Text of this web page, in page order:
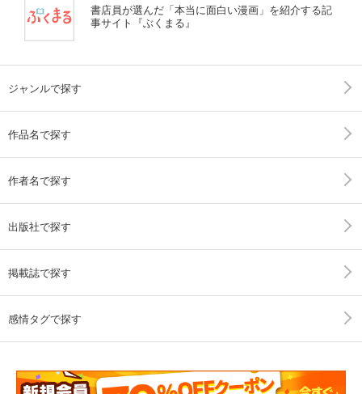
書店員が選んだ「本当に面白い漫画」を紹介する記
事サイト『ぶくまる』
ジャンルで探す
作品名で探す
作者名で探す
出版社で探す
掲載誌で探す
感情タグで探す